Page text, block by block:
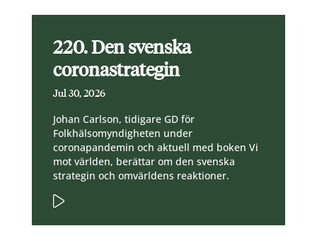
220. Den svenska
coronastrategin
Jul 30, 2026
Johan Carlson, tidigare GD för
Folkhälsomyndigheten under
coronapandemin och aktuell med boken Vi
mot världen, berättar om den svenska
strategin och omvärldens reaktioner.